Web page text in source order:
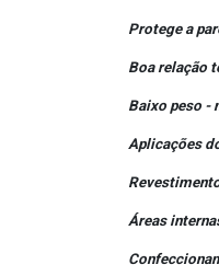
Protege a
Boa relação
Baixo peso -
Aplicações
Áreas